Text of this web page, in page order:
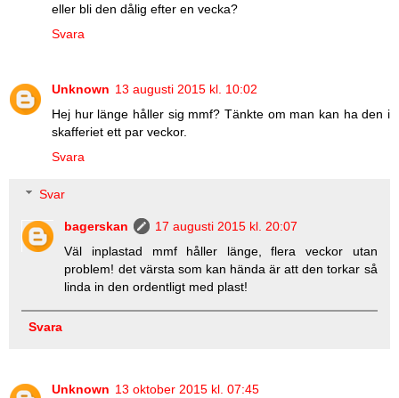
eller bli den dålig efter en vecka?
Svara
Unknown 13 augusti 2015 kl. 10:02
Hej hur länge håller sig mmf? Tänkte om man kan ha den i
skafferiet ett par veckor.
Svara
Svar
bagerskan
17 augusti 2015 kl. 20:07
Väl inplastad mmf håller länge, flera veckor utan
problem! det värsta som kan hända är att den torkar så
linda in den ordentligt med plast!
Svara
Unknown 13 oktober 2015 kl. 07:45